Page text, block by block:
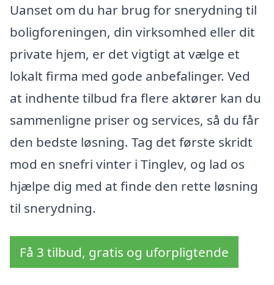
Uanset om du har brug for snerydning til
boligforeningen, din virksomhed eller dit
private hjem, er det vigtigt at vælge et
lokalt firma med gode anbefalinger. Ved
at indhente tilbud fra flere aktører kan du
sammenligne priser og services, så du får
den bedste løsning. Tag det første skridt
mod en snefri vinter i Tinglev, og lad os
hjælpe dig med at finde den rette løsning
til snerydning.
Få 3 tilbud, gratis og uforpligtende